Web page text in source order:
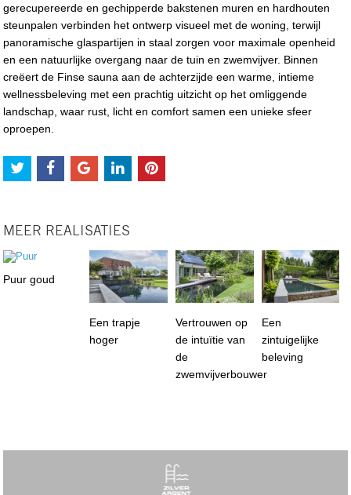
gerecupereerde en gechipperde bakstenen muren en hardhouten
steunpalen verbinden het ontwerp visueel met de woning, terwijl
panoramische glaspartijen in staal zorgen voor maximale openheid
en een natuurlijke overgang naar de tuin en zwemvijver. Binnen
creëert de Finse sauna aan de achterzijde een warme, intieme
wellnessbeleving met een prachtig uitzicht op het omliggende
landschap, waar rust, licht en comfort samen een unieke sfeer
oproepen.
MEER REALISATIES
Puur goud
Een trapje
hoger
Vertrouwen op
de intuïtie van
de
zwemvijverbouwer
Een
zintuigelijke
beleving